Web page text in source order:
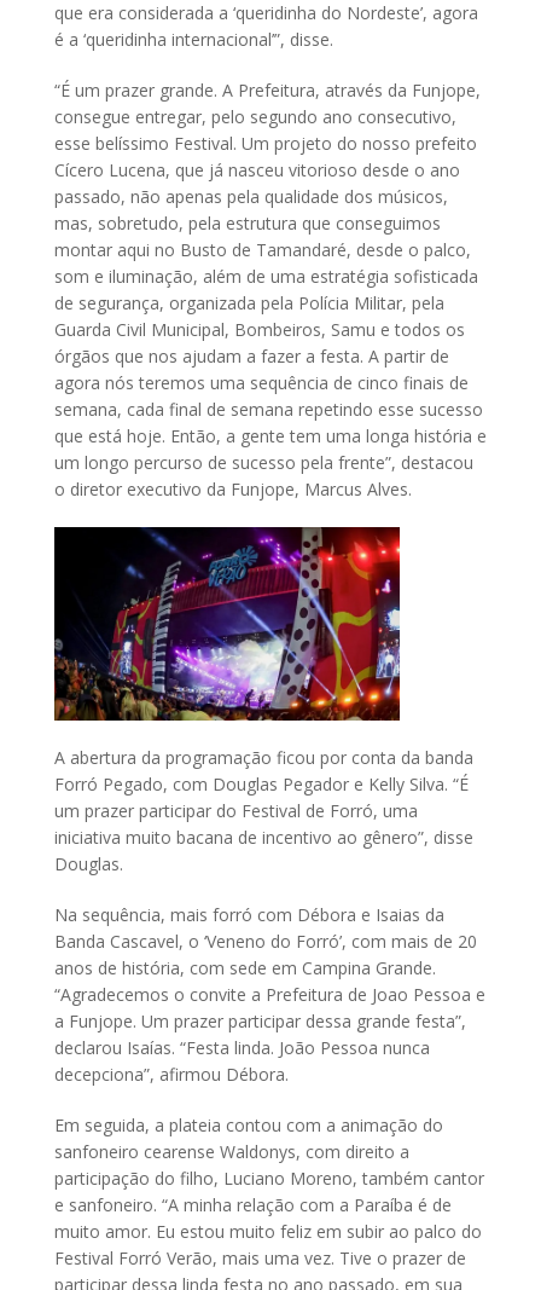
que era considerada a ‘queridinha do Nordeste’, agora
é a ‘queridinha internacional’”, disse.
“É um prazer grande. A Prefeitura, através da Funjope,
consegue entregar, pelo segundo ano consecutivo,
esse belíssimo Festival. Um projeto do nosso prefeito
Cícero Lucena, que já nasceu vitorioso desde o ano
passado, não apenas pela qualidade dos músicos,
mas, sobretudo, pela estrutura que conseguimos
montar aqui no Busto de Tamandaré, desde o palco,
som e iluminação, além de uma estratégia sofisticada
de segurança, organizada pela Polícia Militar, pela
Guarda Civil Municipal, Bombeiros, Samu e todos os
órgãos que nos ajudam a fazer a festa. A partir de
agora nós teremos uma sequência de cinco finais de
semana, cada final de semana repetindo esse sucesso
que está hoje. Então, a gente tem uma longa história e
um longo percurso de sucesso pela frente”, destacou
o diretor executivo da Funjope, Marcus Alves.
A abertura da programação ficou por conta da banda
Forró Pegado, com Douglas Pegador e Kelly Silva. “É
um prazer participar do Festival de Forró, uma
iniciativa muito bacana de incentivo ao gênero”, disse
Douglas.
Na sequência, mais forró com Débora e Isaias da
Banda Cascavel, o ‘Veneno do Forró’, com mais de 20
anos de história, com sede em Campina Grande.
“Agradecemos o convite a Prefeitura de Joao Pessoa e
a Funjope. Um prazer participar dessa grande festa”,
declarou Isaías. “Festa linda. João Pessoa nunca
decepciona”, afirmou Débora.
Em seguida, a plateia contou com a animação do
sanfoneiro cearense Waldonys, com direito a
participação do filho, Luciano Moreno, também cantor
e sanfoneiro. “A minha relação com a Paraíba é de
muito amor. Eu estou muito feliz em subir ao palco do
Festival Forró Verão, mais uma vez. Tive o prazer de
participar dessa linda festa no ano passado, em sua